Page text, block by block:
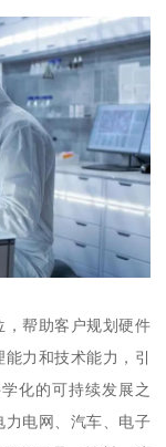
，帮助客户规划硬件
力和技术能力，引
化的可持续发展之
力电网、汽车、电子